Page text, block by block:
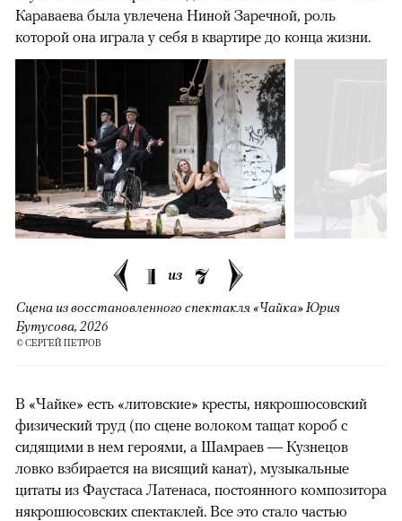
Караваева была увлечена Ниной Заречной, роль
которой она играла у себя в квартире до конца жизни.
1 из 7
Сцена из восстановленного спектакля «Чайка» Юрия
Бутусова, 2026
© СЕРГЕЙ ПЕТРОВ
В «Чайке» есть «литовские» кресты, някрошюсовский
физический труд (по сцене волоком тащат короб с
сидящими в нем героями, а Шамраев — Кузнецов
ловко взбирается на висящий канат), музыкальные
цитаты из Фаустаса Латенаса, постоянного композитора
някрошюсовских спектаклей. Все это стало частью